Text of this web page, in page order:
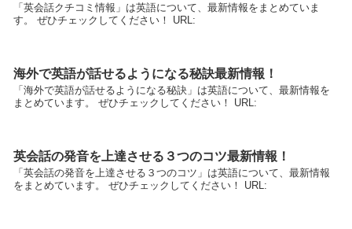
「英会話クチコミ情報」は英語について、最新情報をまとめていま
す。 ぜひチェックしてください！ URL:
海外で英語が話せるようになる秘訣最新情報！
「海外で英語が話せるようになる秘訣」は英語について、最新情報を
まとめています。 ぜひチェックしてください！ URL:
英会話の発音を上達させる３つのコツ最新情報！
「英会話の発音を上達させる３つのコツ」は英語について、最新情報
をまとめています。 ぜひチェックしてください！ URL: